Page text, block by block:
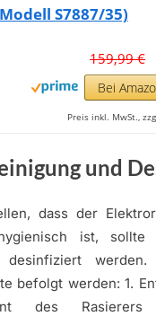
S7887/35)
159,99 €
Bei
Preis inkl. MwSt.,
und
dass der
ist, sollte
werden.
befolgt werden: 1.
des